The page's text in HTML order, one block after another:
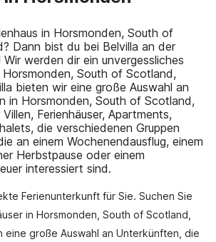
in Horsmonden, South of
Dann bist du bei Belvilla an der
werden dir ein unvergessliches
Horsmonden, South of Scotland,
bieten wir eine große Auswahl an
in Horsmonden, South of Scotland,
Ferienhäuser, Apartments,
die verschiedenen Gruppen
an einem Wochenendausflug, einem
Herbstpause oder einem
interessiert sind.
Ferienunterkunft für Sie. Suchen Sie
in Horsmonden, South of Scotland,
eine große Auswahl an Unterkünften, die